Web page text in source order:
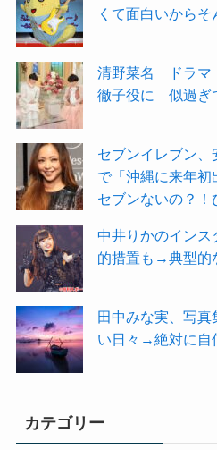
くて面白いからそ
清野菜名 ドラマ
徹子役に 似過ぎ
セブンイレブン、
で「沖縄に来年
セブンないの？！
中井りかのインス
的措置も→典型的
田中みな実、写
い日々→絶対に自
カテゴリー